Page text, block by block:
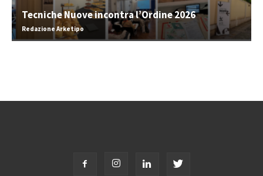
Tecniche Nuove incontra l’Ordine 2026
Redazione Arketipo